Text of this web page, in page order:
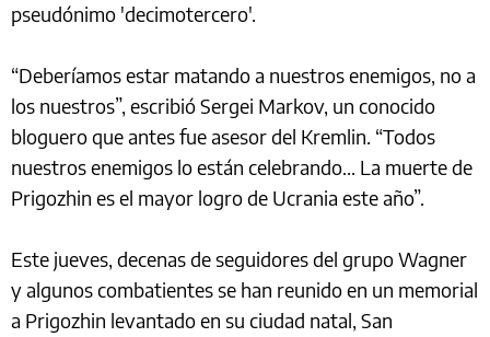
pseudónimo 'decimotercero'.
“Deberíamos estar matando a nuestros enemigos, no a
los nuestros”, escribió Sergei Markov, un conocido
bloguero que antes fue asesor del Kremlin. “Todos
nuestros enemigos lo están celebrando... La muerte de
Prigozhin es el mayor logro de Ucrania este año”.
Este jueves, decenas de seguidores del grupo Wagner
y algunos combatientes se han reunido en un memorial
a Prigozhin levantado en su ciudad natal, San